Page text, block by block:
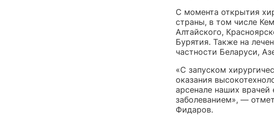
С момента открытия
страны, в том числе
Алтайского,
Бурятия. Также на
частности Беларуси,
«С запуском
оказания
арсенале наших
заболеванием», —
Фидаров.